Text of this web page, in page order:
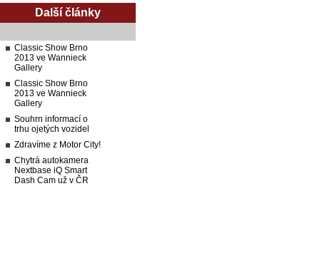
Další články
Classic Show Brno
2013 ve Wannieck
Gallery
Classic Show Brno
2013 ve Wannieck
Gallery
Souhrn informací o
trhu ojetých vozidel
Zdravíme z Motor City!
Chytrá autokamera
Nextbase iQ Smart
Dash Cam už v ČR